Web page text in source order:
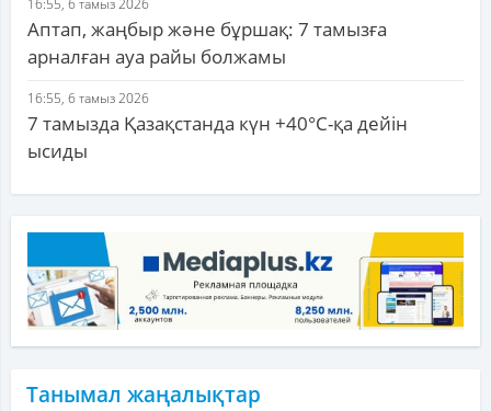
16:55, 6 тамыз 2026
Аптап, жаңбыр және бұршақ: 7 тамызға
арналған ауа райы болжамы
16:55, 6 тамыз 2026
7 тамызда Қазақстанда күн +40°С-қа дейін
ысиды
Танымал жаңалықтар